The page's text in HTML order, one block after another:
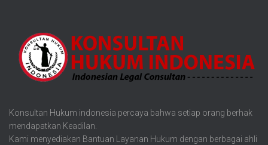
Konsultan Hukum indonesia percaya bahwa setiap orang berhak
mendapatkan Keadilan.
Kami menyediakan Bantuan Layanan Hukum dengan berbagai ahli